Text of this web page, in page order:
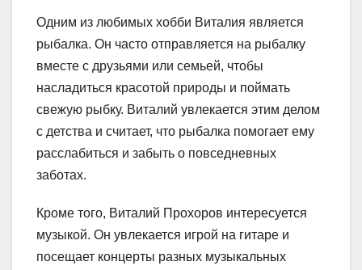
Одним из любимых хобби Виталия является
рыбалка. Он часто отправляется на рыбалку
вместе с друзьями или семьей, чтобы
насладиться красотой природы и поймать
свежую рыбку. Виталий увлекается этим делом
с детства и считает, что рыбалка помогает ему
расслабиться и забыть о повседневных
заботах.
Кроме того, Виталий Прохоров интересуется
музыкой. Он увлекается игрой на гитаре и
посещает концерты разных музыкальных